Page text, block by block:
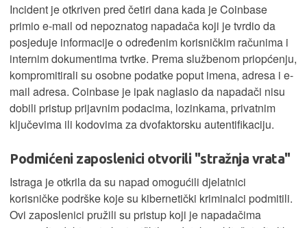
Incident je otkriven pred četiri dana kada je Coinbase
primio e-mail od nepoznatog napadača koji je tvrdio da
posjeduje informacije o određenim korisničkim računima i
internim dokumentima tvrtke. Prema službenom priopćenju,
kompromitirali su osobne podatke poput imena, adresa i e-
mail adresa. Coinbase je ipak naglasio da napadači nisu
dobili pristup prijavnim podacima, lozinkama, privatnim
ključevima ili kodovima za dvofaktorsku autentifikaciju.
Podmićeni zaposlenici otvorili "stražnja vrata"
Istraga je otkrila da su napad omogućili djelatnici
korisničke podrške koje su kibernetički kriminalci podmitili.
Ovi zaposlenici pružili su pristup koji je napadačima